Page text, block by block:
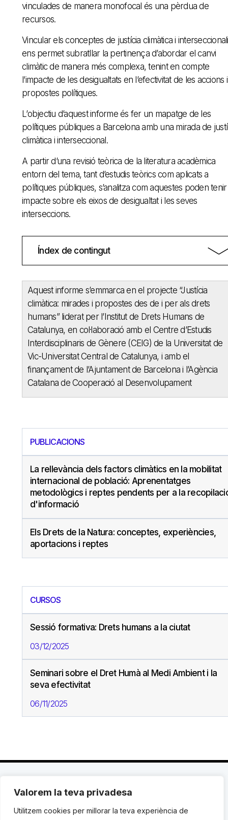
Valorem la teva privadesa
Utilitzem cookies per millorar la teva experiència de
vinculades de manera monofocal és una pèrdua de
recursos.
Vincular els conceptes de justícia climàtica i
ens permet subratllar la pertinença d’abordar el canvi
climàtic de manera més complexa, tenint en compte
l’impacte de les desigualtats en l’efectivitat de les accions i
propostes polítiques.
L’objectiu d’aquest informe és fer un mapatge de les
polítiques públiques a Barcelona amb una mirada de
climàtica i interseccional.
A partir d’una revisió teòrica de la literatura acadèmica
entorn del tema, tant d’estudis teòrics com aplicats a
polítiques públiques, s’analitza com aquestes poden tenir
impacte sobre els eixos de desigualtat i les seves
interseccions.
Índex de contingut
Aquest informe s’emmarca en el projecte “Justícia
climàtica: mirades i propostes des de i per als drets
humans” liderat per l’Institut de Drets Humans de
Catalunya, en col·laboració amb el Centre d’Estudis
Interdisciplinaris de Gènere (CEIG) de la Universitat de
Vic-Universitat Central de Catalunya, i amb el
finançament de l’Ajuntament de Barcelona i l’Agència
Catalana de Cooperació al Desenvolupament
PUBLICACIONS
La rellevància dels factors climàtics en la mobilitat
internacional de població: Aprenentatges
metodològics i reptes pendents per a la
d'informació
Els Drets de la Natura: conceptes, experiències,
aportacions i reptes
CURSOS
Sessió formativa: Drets humans a la ciutat
03/12/2025
Seminari sobre el Dret Humà al Medi Ambient i la
seva efectivitat
06/11/2025
C. Avinyó 44, 2n | 08002 Barcelona |
119 03 72|institut@idhc.org